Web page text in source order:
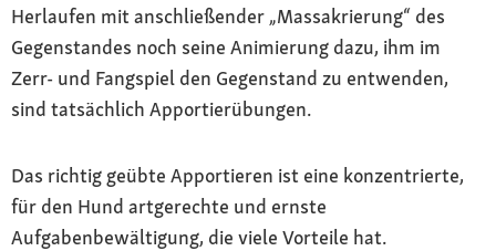
Herlaufen mit anschließender „Massakrierung“ des
Gegenstandes noch seine Animierung dazu, ihm im
Zerr- und Fangspiel den Gegenstand zu entwenden,
sind tatsächlich Apportierübungen.
Das richtig geübte Apportieren ist eine konzentrierte,
für den Hund artgerechte und ernste
Aufgabenbewältigung, die viele Vorteile hat.